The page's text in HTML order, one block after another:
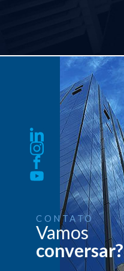
CONTATO
Vamos
conversar?